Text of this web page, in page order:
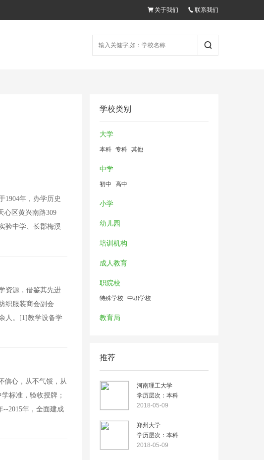
关于我们 联系我们
学校类别
大学
本科 专科 其他
中学
初中 高中
小学
幼儿园
培训机构
成人教育
职院校
特殊学校 中职学校
教育局
推荐
河南理工大学
学历层次：本科
2018-05-09
郑州大学
学历层次：本科
2018-05-09
1904年，办学历史
心区黄兴南路309
验中学、长郡梅溪
资源，借鉴其先进
织服装商会副会
人。[1]教学设备学
信心，从不气馁，从
标准，验收授牌；
--2015年，全面建成